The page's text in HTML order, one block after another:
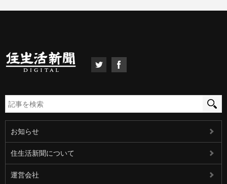
お知らせ
住生活新聞について
運営会社